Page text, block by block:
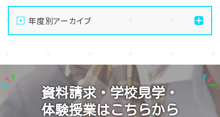
【名古屋】🌻8/21(金)・8/22(土)開催💛夏の
OpenSchoolご案内🌻
【名古屋】🌺転入生・編入生 出願受付中🌺
【名古屋】🍋8/1(土)夏Open School開催🍋
【名古屋】🎐2026年・夏季閉校期間のお知らせ🎐
年度別アーカイブ
2025
2024
2023
資料請求・学校見学・
体験授業はこちらから